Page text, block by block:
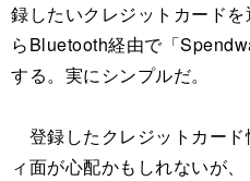
録したいクレジットカード
らBluetooth経由で「
する。実にシンプルだ。
登録したクレジットカー
ィ面が心配かもしれないが